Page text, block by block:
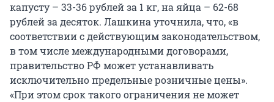
капусту – 33-36 рублей за 1 кг, на яйца – 62-68
рублей за десяток. Лашкина уточнила, что, «в
соответствии с действующим законодательством,
в том числе международными договорами,
правительство РФ может устанавливать
исключительно предельные розничные цены».
«При этом срок такого ограничения не может